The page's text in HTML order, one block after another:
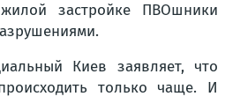
застройке ПВОшники
Киев заявляет, что
только чаще. И